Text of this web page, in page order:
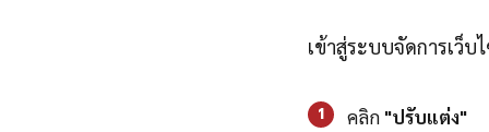
เข้าสู่ระบบจัดการเว็
1 คลิก "ปรับแต่ง"